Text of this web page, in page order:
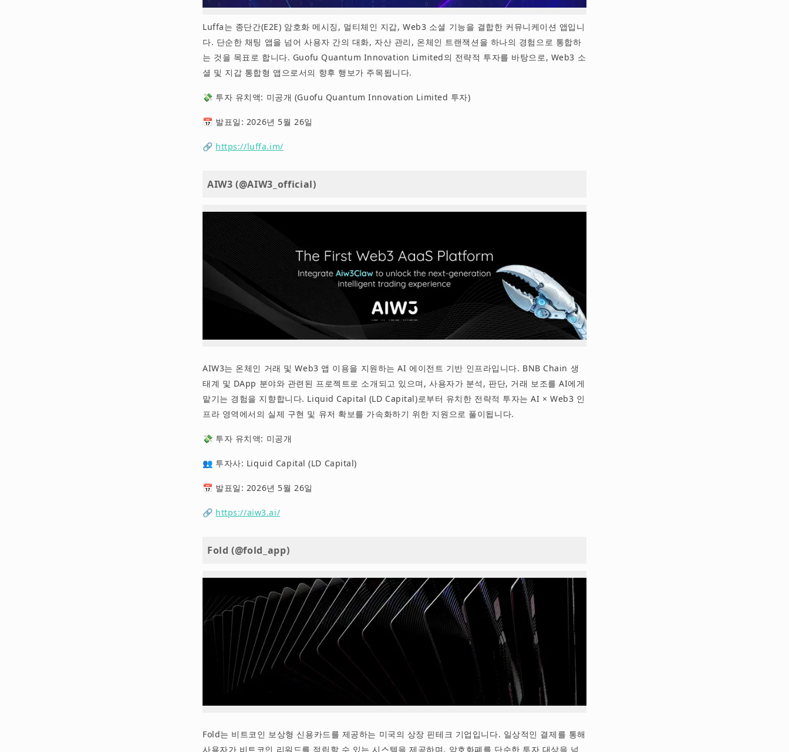
Luffa는 종단간(E2E) 암호화 메시징, 멀티체인 지갑, Web3 소셜 기능을 결합한 커뮤니케이션 앱입니
다. 단순한 채팅 앱을 넘어 사용자 간의 대화, 자산 관리, 온체인 트랜잭션을 하나의 경험으로 통합하
는 것을 목표로 합니다. Guofu Quantum Innovation Limited의 전략적 투자를 바탕으로, Web3 소
셜 및 지갑 통합형 앱으로서의 향후 행보가 주목됩니다.
💸 투자 유치액: 미공개 (Guofu Quantum Innovation Limited 투자)
📅 발표일: 2026년 5월 26일
🔗 https://luffa.im/
AIW3 (@AIW3_official)
AIW3는 온체인 거래 및 Web3 앱 이용을 지원하는 AI 에이전트 기반 인프라입니다. BNB Chain 생
태계 및 DApp 분야와 관련된 프로젝트로 소개되고 있으며, 사용자가 분석, 판단, 거래 보조를 AI에게
맡기는 경험을 지향합니다. Liquid Capital (LD Capital)로부터 유치한 전략적 투자는 AI × Web3 인
프라 영역에서의 실제 구현 및 유저 확보를 가속화하기 위한 지원으로 풀이됩니다.
💸 투자 유치액: 미공개
👥 투자사: Liquid Capital (LD Capital)
📅 발표일: 2026년 5월 26일
🔗 https://aiw3.ai/
Fold (@fold_app)
Fold는 비트코인 보상형 신용카드를 제공하는 미국의 상장 핀테크 기업입니다. 일상적인 결제를 통해
사용자가 비트코인 리워드를 적립할 수 있는 시스템을 제공하며, 암호화폐를 단순한 투자 대상을 넘